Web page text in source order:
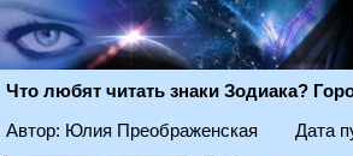
Что любят читать знаки Зодиака?
Автор: Юлия Преображенская
Дата